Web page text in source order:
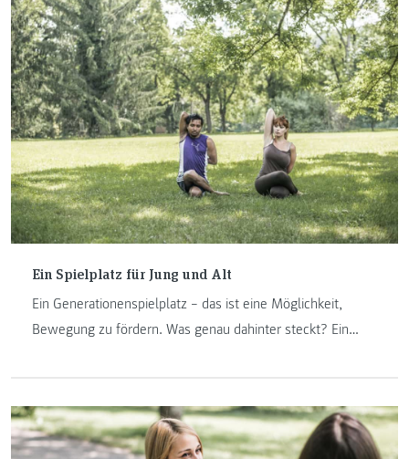
Ein Spielplatz für Jung und Alt
Ein Generationenspielplatz – das ist eine Möglichkeit,
Bewegung zu fördern. Was genau dahinter steckt? Ein
Detail.